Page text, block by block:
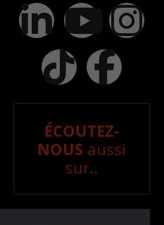
ÉCOUTEZ-
NOUS aussi
sur..